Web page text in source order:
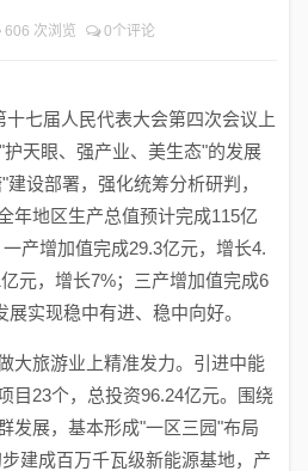
606 次浏览 0个评论
七届人民代表大会第四次会议上
天眼、强产业、美生态"的发展
设部署，强化统筹分析研判，
年地区生产总值预计完成115亿
产增加值完成29.3亿元，增长4.
元，增长7%；三产增加值完成6
实现稳中有进、稳中向好。
大旅游业上精准发力。引进中能
目23个，总投资96.24亿元。围绕
发展，基本形成"一区三园"布局
建成百万千瓦级新能源基地，产